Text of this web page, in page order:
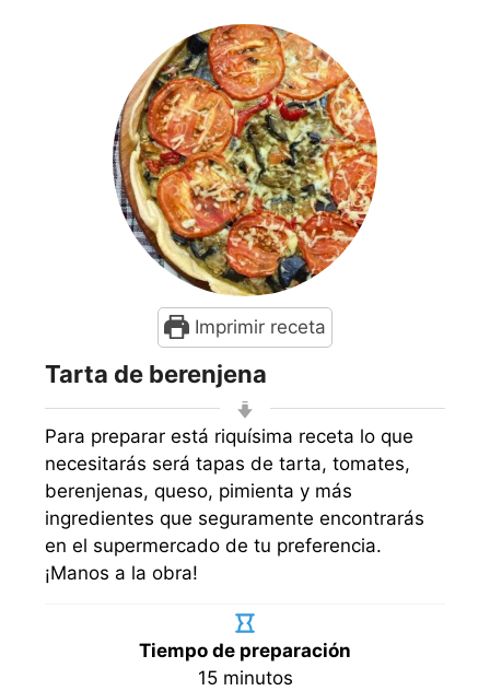
Imprimir receta
Tarta de berenjena
Para preparar está riquísima receta lo que
necesitarás será tapas de tarta, tomates,
berenjenas, queso, pimienta y más
ingredientes que seguramente encontrarás
en el supermercado de tu preferencia.
¡Manos a la obra!
Tiempo de preparación
15minutos
minutos